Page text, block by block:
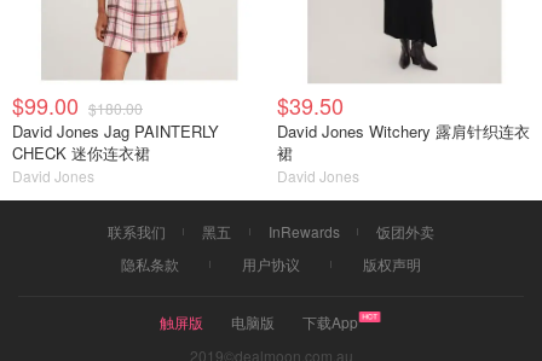
$99.00 $180.00
David Jones Jag PAINTERLY
CHECK 迷你连衣裙
David Jones
$39.50
David Jones Witchery 露肩针织连衣
裙
David Jones
联系我们 黑五 InRewards
饭团外卖
隐私条款
用户协议 版权声明
触屏版 电脑版
下载App
2019©dealmoon.com.au